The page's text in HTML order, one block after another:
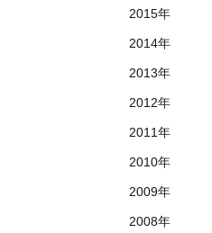
2015年
2014年
2013年
2012年
2011年
2010年
2009年
2008年